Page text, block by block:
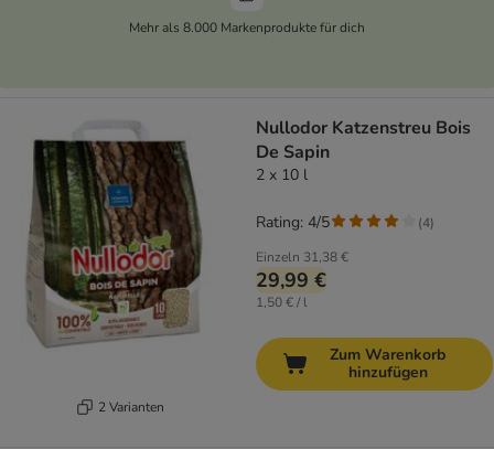
Mehr als 8.000 Markenprodukte für dich
2 Varianten
Nullodor Katzenstreu Bois
De Sapin
2 x 10 l
Einzeln 31,38 €
29,99 €
1,50 € / l
Rating: 4/5 (4)
Zum Warenkorb
hinzufügen